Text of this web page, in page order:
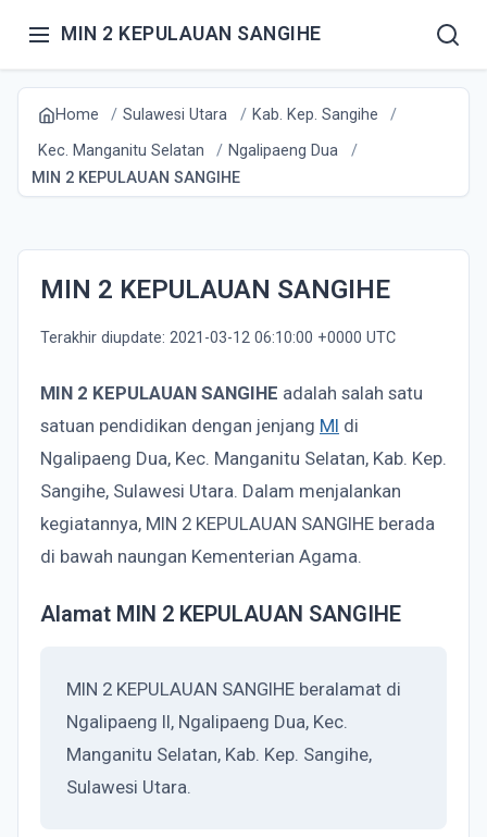
MIN 2 KEPULAUAN SANGIHE
Home Sulawesi Utara
Kab. Kep. Sangihe
Kec. Manganitu Selatan
Ngalipaeng Dua
MIN 2 KEPULAUAN SANGIHE
MIN 2 KEPULAUAN SANGIHE
Terakhir diupdate: 2021-03-12 06:10:00 +0000 UTC
MIN 2 KEPULAUAN SANGIHE adalah salah satu
satuan pendidikan dengan jenjang MI di
Ngalipaeng Dua, Kec. Manganitu Selatan, Kab. Kep.
Sangihe, Sulawesi Utara. Dalam menjalankan
kegiatannya, MIN 2 KEPULAUAN SANGIHE berada
di bawah naungan Kementerian Agama.
Alamat MIN 2 KEPULAUAN SANGIHE
MIN 2 KEPULAUAN SANGIHE beralamat di
Ngalipaeng II, Ngalipaeng Dua, Kec.
Manganitu Selatan, Kab. Kep. Sangihe,
Sulawesi Utara.